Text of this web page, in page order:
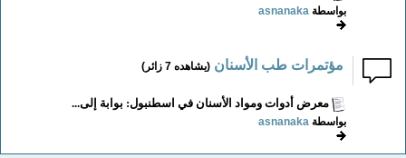
بواسطةasnanaka
مؤتمرات طب الأسنان (يشاهده 7 زائر)
معرض أدوات ومواد الأسنان في اسطنبول: بوابة إلى...
بواسطةasnanaka